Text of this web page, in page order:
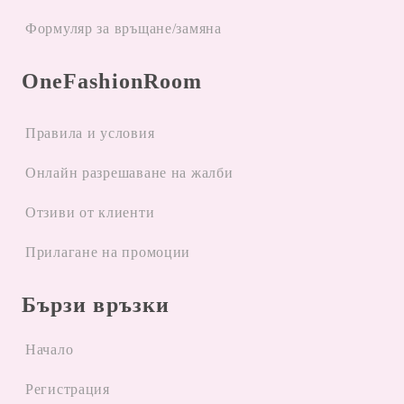
Формуляр за връщане/замяна
OneFashionRoom
Правила и условия
Oнлайн разрешаване на жалби
Отзиви от клиенти
Прилагане на промоции
Бързи връзки
Начало
Регистрация